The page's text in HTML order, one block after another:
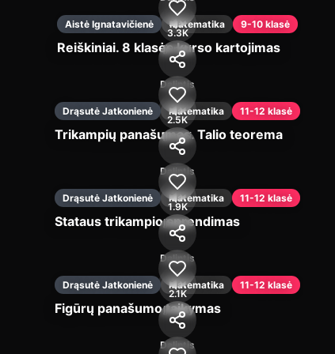
Įjungti
Aistė Ignatavičienė Matematika 9-10 klasė
Reiškiniai. 8 klasės kurso kartojimas
3.3K
Dalintis
Įjungti
Drąsutė Jatkonienė Matematika 11-12 klasė
Trikampių panašumas. Talio teorema
2.5K
Dalintis
Įjungti
Drąsutė Jatkonienė Matematika 11-12 klasė
Stataus trikampio sprendimas
1.9K
Dalintis
Įjungti
Drąsutė Jatkonienė Matematika 11-12 klasė
Figūrų panašumo taikymas
2.1K
Dalintis